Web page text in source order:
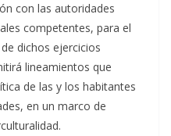
con las autoridades
competentes, para el
dichos ejercicios
lineamientos que
de las y los habitantes
en un marco de